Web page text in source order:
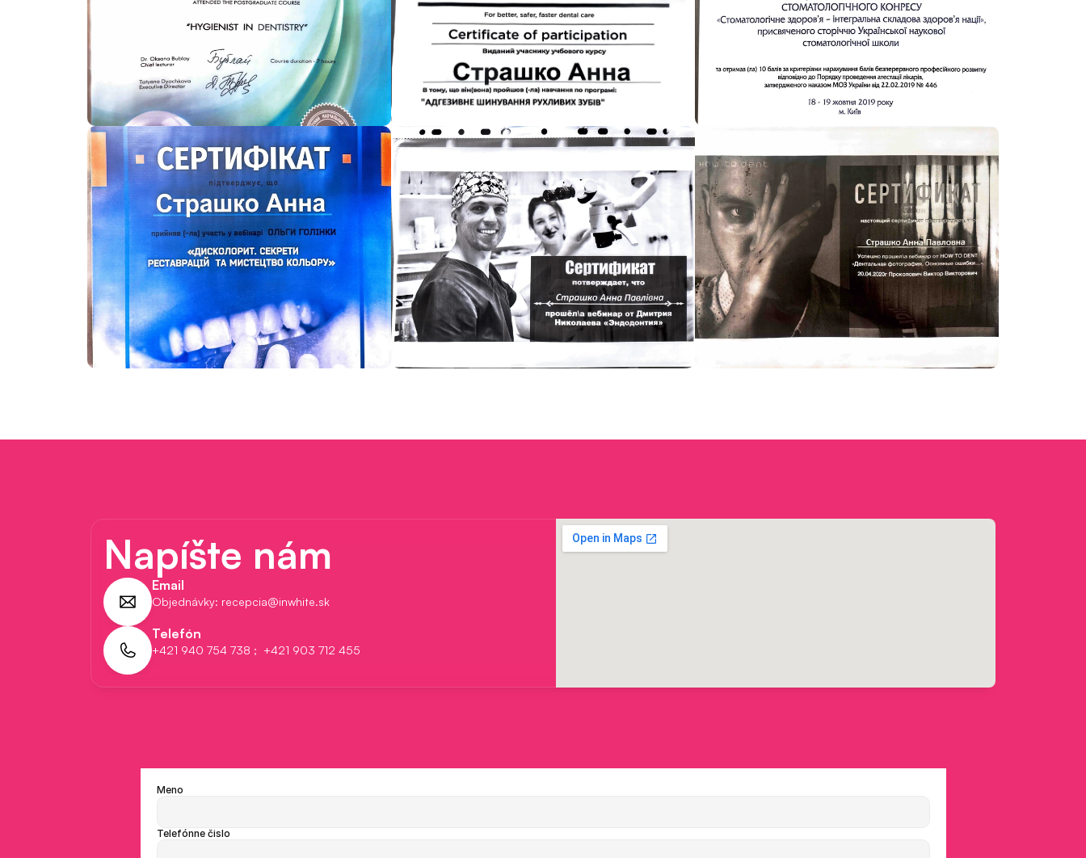
Napíšte nám
Email
Objednávky: recepcia@inwhite.sk
Telefón
+421 940 754 738 ;  +421 903 712 455
Meno
Telefónne čislo